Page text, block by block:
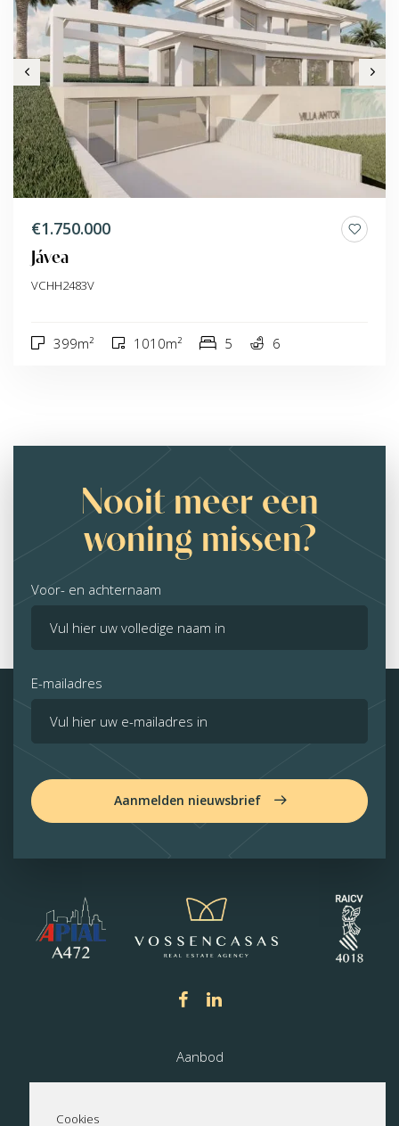
€1.750.000
Jávea
VCHH2483V
399m² 1010m² 5 6
Nooit meer een
woning missen?
Voor- en achternaam
E-mailadres
Aanmelden nieuwsbrief
Aanbod
Cookies